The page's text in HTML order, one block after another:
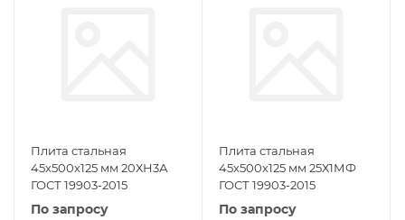
Плита стальная
45х500х125 мм 20ХН3А
ГОСТ 19903-2015
По запросу
Плита стальная
45х500х125 мм 25Х1МФ
ГОСТ 19903-2015
По запросу